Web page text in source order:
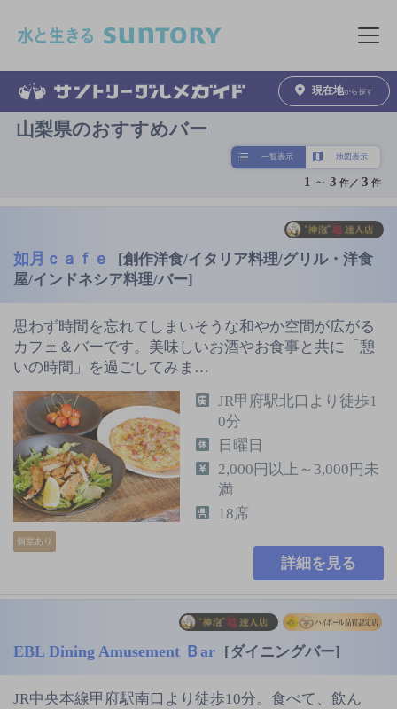
メニュ
現在地から探す
山梨県のおすすめバー
一覧表示 地図表示
1 ～ 3 件／3 件
如月ｃａｆｅ
[創作洋食/イタリア料理/グリル・洋食
屋/インドネシア料理/バー]
思わず時間を忘れてしまいそうな和やか空間が広がる
カフェ＆バーです。美味しいお酒やお食事と共に「憩
いの時間」を過ごしてみま…
個室あり
JR甲府駅北口より徒歩1
0分
日曜日
2,000円以上～3,000円未
満
18席
詳細を見る
EBL Dining Amusement Ｂar [ダイニングバー]
JR中央本線甲府駅南口より徒歩10分。食べて、飲ん